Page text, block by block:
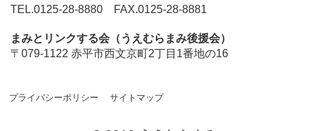
TEL.0125-28-8880 FAX.0125-28-8881
まみとリンクする会（うえむらまみ後援会）
〒079-1122 赤平市西文京町2丁目1番地の16
プライバシーポリシー サイトマップ